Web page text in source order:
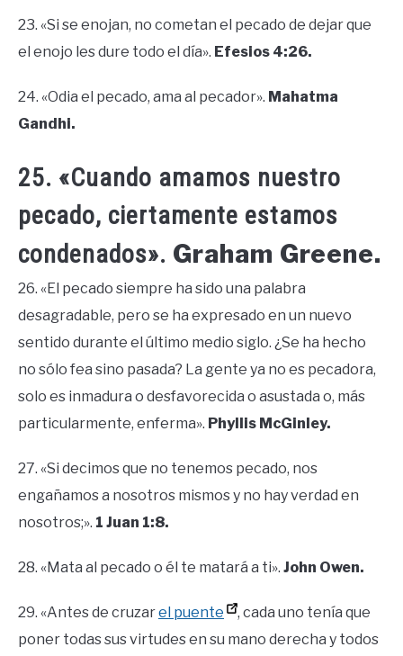
23. «Si se enojan, no cometan el pecado de dejar que
el enojo les dure todo el día». Efesios 4:26.
24. «Odia el pecado, ama al pecador». Mahatma
Gandhi.
25. «Cuando amamos nuestro
pecado, ciertamente estamos
condenados». Graham Greene.
26. «El pecado siempre ha sido una palabra
desagradable, pero se ha expresado en un nuevo
sentido durante el último medio siglo. ¿Se ha hecho
no sólo fea sino pasada? La gente ya no es pecadora,
solo es inmadura o desfavorecida o asustada o, más
particularmente, enferma». Phyllis McGinley.
27. «Si decimos que no tenemos pecado, nos
engañamos a nosotros mismos y no hay verdad en
nosotros;». 1 Juan 1:8.
28. «Mata al pecado o él te matará a ti». John Owen.
29. «Antes de cruzarel puente
, cada uno tenía que
poner todas sus virtudes en su mano derecha y todos